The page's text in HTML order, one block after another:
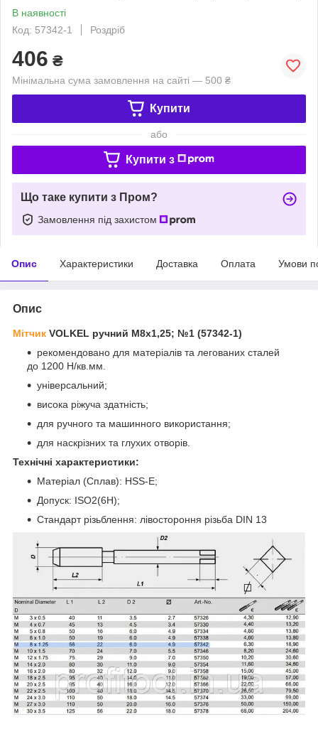
В наявності
Код: 57342-1
Роздріб
406 ₴
Мінімальна сума замовлення на сайті — 500 ₴
Купити
або
Купити з
Що таке купити з Пром?
Замовлення під захистом
Опис Характеристики Доставка Оплата Умови
Опис
Мітчик VOLKEL ручний М8х1,25; №1 (57342-1)
рекомендовано для матеріалів та легованих сталей
до 1200 Н/кв.мм.
універсальний;
висока ріжуча здатність;
для ручного та машинного використання;
для наскрізних та глухих отворів.
Технічні характеристики:
Матеріал (Сплав): HSS-E;
Допуск: ISO2(6H);
Стандарт різьблення: лівостороння різьба DIN 13